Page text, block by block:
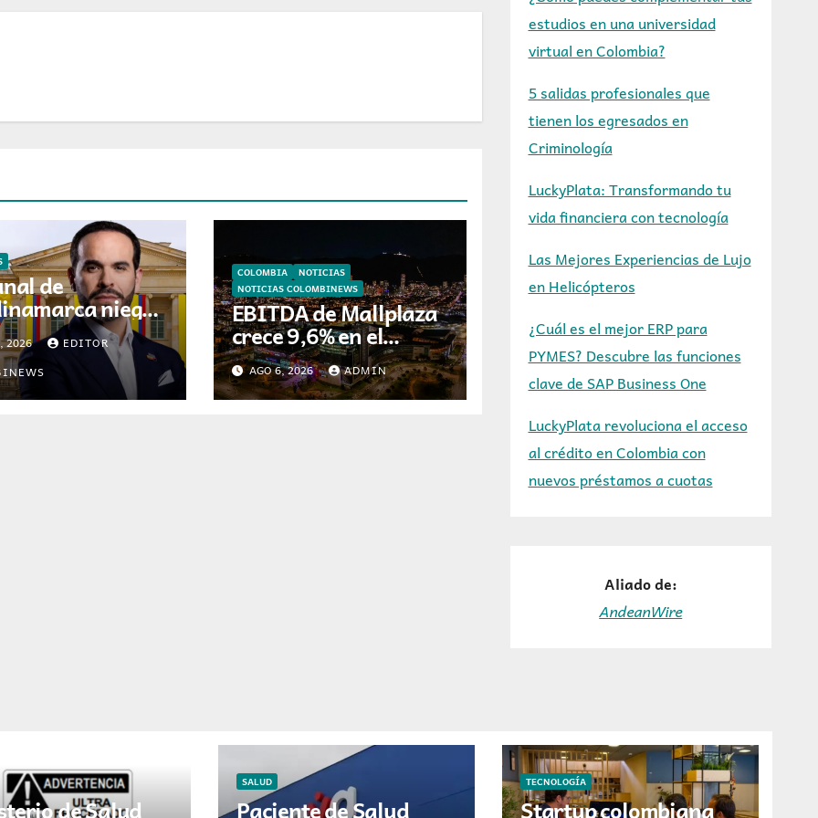
de
niega
de
presidencial
de la
en Cali
2026
EDITOR
COLOMBIA
NOTICIAS
NOTICIAS COLOMBINEWS
EBITDA de Mallplaza
crece 9,6% en el
segundo trimestre
mientras avanza en
su plan de crecimiento
AGO 6, 2026 ADMIN
estudios en una universidad
virtual en Colombia?
5 salidas profesionales que
tienen los egresados en
Criminología
LuckyPlata: Transformando tu
vida financiera con tecnología
Las Mejores Experiencias de Lujo
en Helicópteros
¿Cuál es el mejor ERP para
PYMES? Descubre las funciones
clave de SAP Business One
LuckyPlata revoluciona el acceso
al crédito en Colombia con
nuevos préstamos a cuotas
Aliado de:
AndeanWire
de Salud
SALUD
Paciente de Salud
TECNOLOGÍA
Startup colombiana